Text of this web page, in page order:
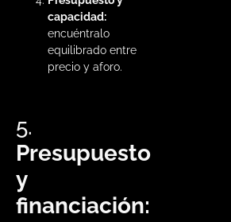
capacidad:
encuéntralo
equilibrado entre
precio y aforo.
5.
Presupuesto
y
financiación: